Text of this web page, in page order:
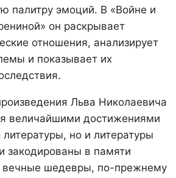
палитру эмоций. В «Войне и
он раскрывает
отношения, анализирует
и показывает их
Льва Николаевича
величайшими достижениями
литературы, но и литературы
закодированы в памяти
вечные шедевры, по-прежнему